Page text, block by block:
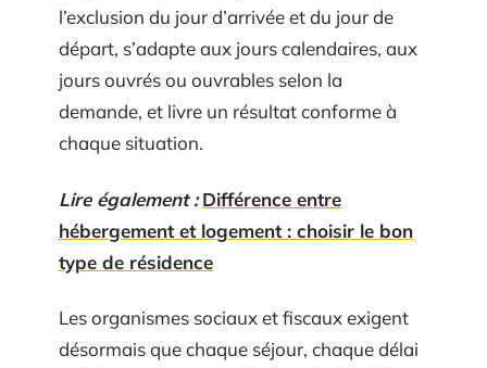
l’exclusion du jour d’arrivée et du jour de
départ, s’adapte aux jours calendaires, aux
jours ouvrés ou ouvrables selon la
demande, et livre un résultat conforme à
chaque situation.
Lire également : Différence entre
hébergement et logement : choisir le bon
type de résidence
Les organismes sociaux et fiscaux exigent
désormais que chaque séjour, chaque délai